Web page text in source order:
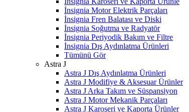
İnsignia Motor Elektrik Parçaları
İnsignia Fren Balatası ve Diski
İnsignia Soğutma ve Radyatör
İnsignia Periyodik Bakım ve Filtre
İnsignia Dış Aydınlatma Ürünleri
Tümünü Gör
Astra J
Astra J Dış Aydınlatma Ürünleri
Astra J Modifiye & Aksesuar Ürünler
Astra J Arka Takım ve Süspansiyon
Astra J Motor Mekanik Parçaları
Astra J Karoseri ve Kaporta Ürünler